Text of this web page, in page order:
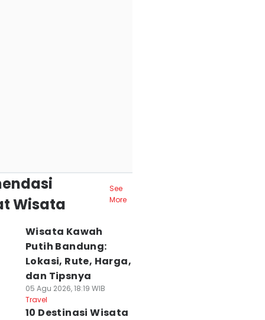
Wisata
See
More
Wisata Kawah
Putih Bandung:
Lokasi, Rute, Harga,
dan Tipsnya
05 Agu 2026, 18:19 WIB
Travel
10 Destinasi Wisata